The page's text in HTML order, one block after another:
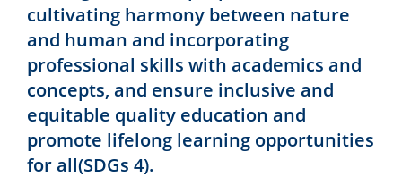
cultivating harmony between nature
and human and incorporating
professional skills with academics and
concepts, and ensure inclusive and
equitable quality education and
promote lifelong learning opportunities
for all(SDGs 4).